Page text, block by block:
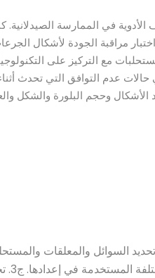
في الممارسة الصيدلانية.
مراقبة الجودة لأشكال
مع التركيز على
عدم التوافق التي تحدث
وحجم البلورة والشكل
والفهم بنهاية الدورة ، يجب أن يكون الطلاب قادرين على: ج1. تحديد السوائل
أجل فهم تطبيقها في أشكال